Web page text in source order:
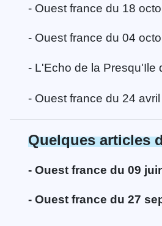
- Ouest france du 18
- Ouest france du 04
- L'Echo de la Presqu'Ile
- Ouest france du 24
Quelques articles
- Ouest france du 09
- Ouest france du 27